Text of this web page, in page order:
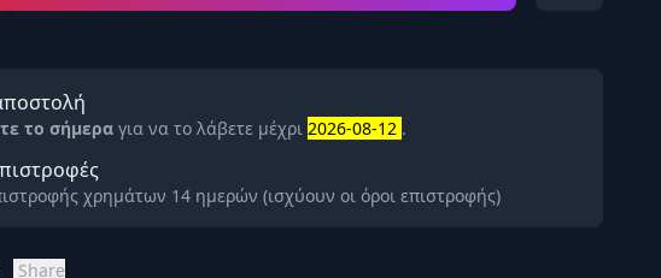
το σήμερα για να το λάβετε μέχρι 2026-08-12 .
χρημάτων 14 ημερών (ισχύουν οι όροι επιστροφής)
Share